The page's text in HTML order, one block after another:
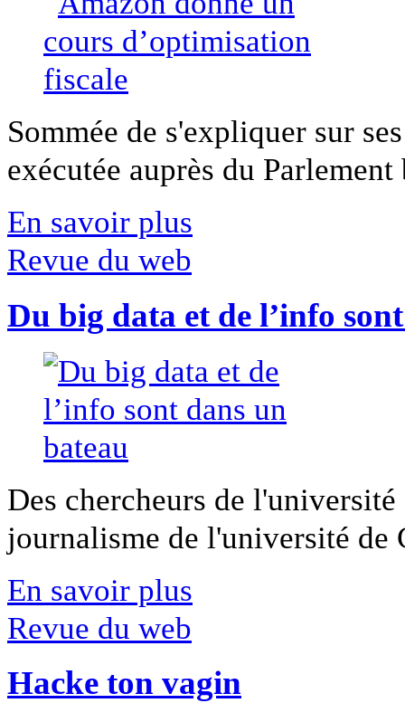
Sommée de s'expliquer sur
exécutée auprès du
En savoir plus
Revue du web
Du big data et de l’info
Des chercheurs de
journalisme de l'université
En savoir plus
Revue du web
Hacke ton vagin